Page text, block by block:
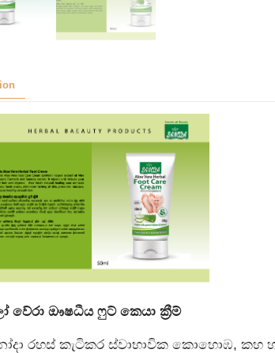
වේරා ඖෂධීය ෆුට් කෙයා ක්‍රීම්
රහස් කැටිකර ස්වාභාවික කොහොඹ, කහ